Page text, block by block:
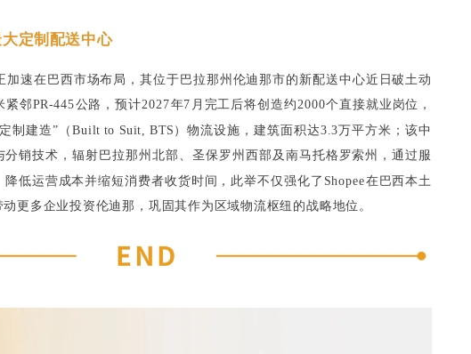
定制配送中心
加速在巴西市场布局，其位于巴拉那州伦迪那市的新配送中心近日破土动
邻PR-445公路，预计2027年7月完工后将创造约2000个直接就业岗位，
制建造”（Built to Suit, BTS）物流设施，建筑面积达3.3万平方米；该中
销技术，辐射巴拉那州北部、圣保罗州西部及南马托格罗索州，通过服
低运营成本并缩短消费者收货时间，此举不仅强化了Shopee在巴西本土
更多企业投资伦迪那，巩固其作为区域物流枢纽的战略地位。